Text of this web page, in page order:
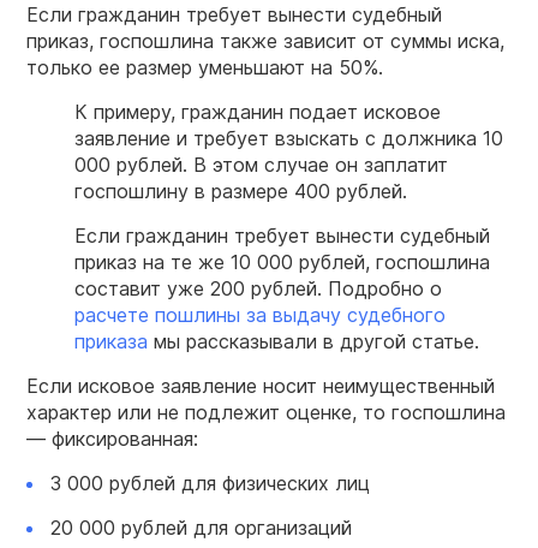
Если гражданин требует вынести судебный
приказ, госпошлина также зависит от суммы иска,
только ее размер уменьшают на 50%.
К примеру, гражданин подает исковое
заявление и требует взыскать с должника 10
000 рублей. В этом случае он заплатит
госпошлину в размере 400 рублей.
Если гражданин требует вынести судебный
приказ на те же 10 000 рублей, госпошлина
составит уже 200 рублей. Подробно о
расчете пошлины за выдачу судебного
приказа мы рассказывали в другой статье.
Если исковое заявление носит неимущественный
характер или не подлежит оценке, то госпошлина
— фиксированная:
3 000 рублей для физических лиц
20 000 рублей для организаций